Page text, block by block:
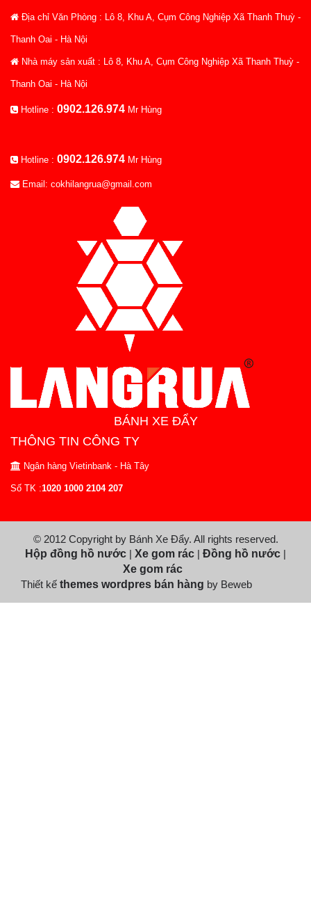
Địa chỉ Văn Phòng : Lô 8, Khu A, Cụm Công Nghiệp Xã Thanh Thuỳ -
Thanh Oai - Hà Nội
Nhà máy sản xuất : Lô 8, Khu A, Cụm Công Nghiệp Xã Thanh Thuỳ -
Thanh Oai - Hà Nội
Hotline : 0902.126.974 Mr Hùng
Hotline : 0902.126.974 Mr Hùng
Email: cokhilangrua@gmail.com
BÁNH XE ĐẨY
THÔNG TIN CÔNG TY
Ngân hàng Vietinbank - Hà Tây
Số TK :1020 1000 2104 207
© 2012 Copyright by Bánh Xe Đẩy. All rights reserved.
Hộp đồng hồ nước | Xe gom rác | Đồng hồ nước |
Xe gom rác
Thiết kế themes wordpres bán hàng by Beweb